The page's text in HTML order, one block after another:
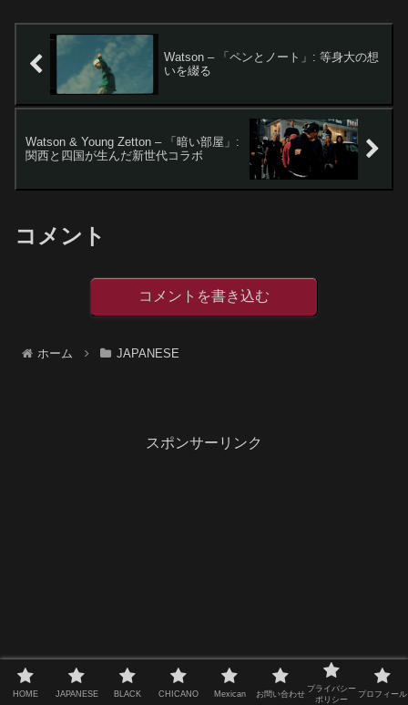
Watson – 「ペンとノート」: 等身大の想
いを綴る
Watson & Young Zetton – 「暗い部屋」:
関西と四国が生んだ新世代コラボ
コメント
コメントを書き込む
ホーム JAPANESE
スポンサーリンク
HOME JAPANESE BLACK CHICANO Mexican お問い合わせ
プライバシー
ポリシー
プロフィール